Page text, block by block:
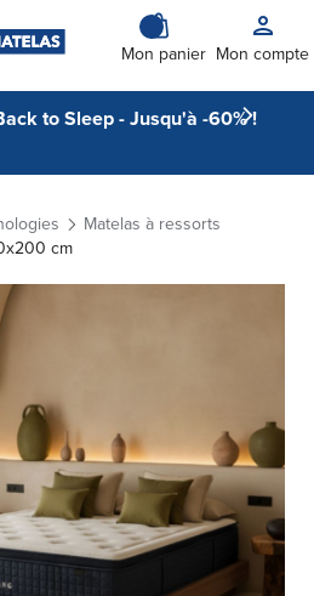
Mon panier Mon compte
to Sleep - Jusqu'à -60% !
Matelas à ressorts
cm